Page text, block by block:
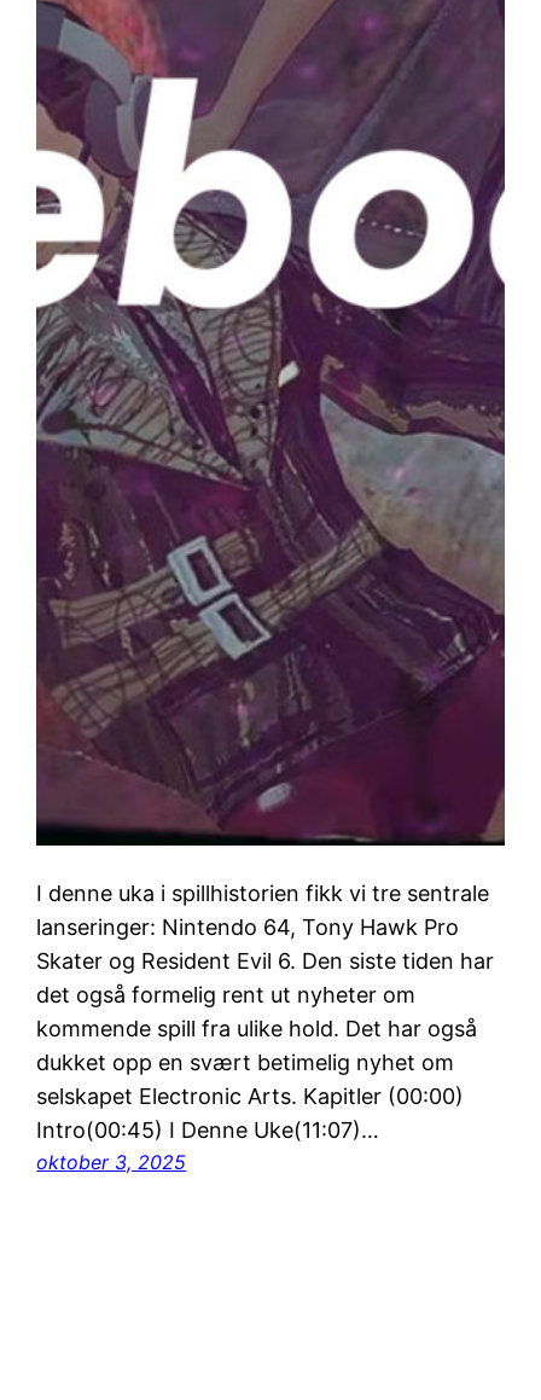
I denne uka i spillhistorien fikk vi tre sentrale
lanseringer: Nintendo 64, Tony Hawk Pro
Skater og Resident Evil 6. Den siste tiden har
det også formelig rent ut nyheter om
kommende spill fra ulike hold. Det har også
dukket opp en svært betimelig nyhet om
selskapet Electronic Arts. Kapitler (00:00)
Intro(00:45) I Denne Uke(11:07)…
oktober 3, 2025